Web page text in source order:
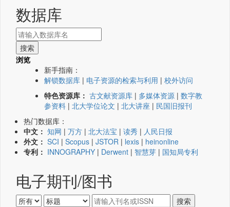
数据库
浏览
新手指南：
解锁数据库 | 电子资源的检索与利用 | 校外访问
特色资源库： 古文献资源库 | 多媒体资源 | 数字教
参资料 | 北大学位论文 | 北大讲座 | 民国旧报刊
热门数据库：
中文： 知网 | 万方 | 北大法宝 | 读秀 | 人民日报
外文： SCI | Scopus | JSTOR | lexis | heinonline
专利： INNOGRAPHY | Derwent | 智慧芽 | 国知局专利
电子期刊/图书